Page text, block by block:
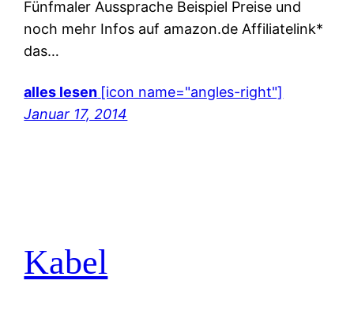
Fünfmaler Aussprache Beispiel Preise und
noch mehr Infos auf amazon.de Affiliatelink*
das…
alles lesen [icon name="angles-right"]
Januar 17, 2014
Kabel